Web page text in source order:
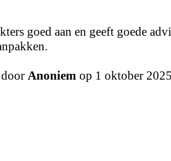
goed aan en geeft goede
Anoniem op 1 oktober